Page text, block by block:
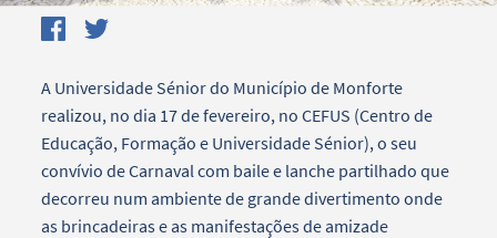
A Universidade Sénior do Município de Monforte
realizou, no dia 17 de fevereiro, no CEFUS (Centro de
Educação, Formação e Universidade Sénior), o seu
convívio de Carnaval com baile e lanche partilhado que
decorreu num ambiente de grande divertimento onde
as brincadeiras e as manifestações de amizade